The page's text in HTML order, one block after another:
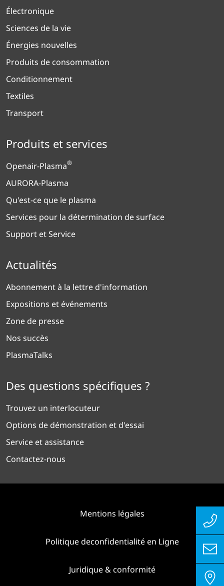
Électronique
Sciences de la vie
Énergies nouvelles
Produits de consommation
Conditionnement
Textiles
Transport
Produits et services
Openair-Plasma®
AURORA-Plasma
Qu'est-ce que le plasma
Services pour la détermination de surface
Support et Service
Actualités
Abonnement à la lettre d'information
Expositions et événements
Zone de presse
Nos succès
PlasmaTalks
Des questions spécifiques ?
Trouvez un interlocuteur
Options de démonstration et d'essai
Service et assistance
Contactez-nous
Mentions légales
Politique deconfidentialité en Ligne
Juridique & conformité